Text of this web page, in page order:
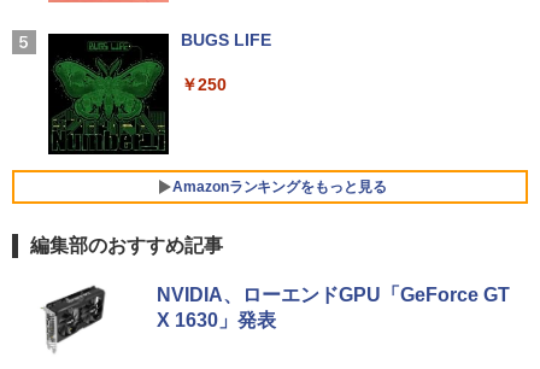
GMKtec GMK-K8 PLUS-32/1T-W11Pro
5
デスクトップPC Ryzen7 5700G メモリ1
￥148,700
片田舎のおっさん、剣聖になる 11 〜
￥1,430
リング ANC 36時間再生
￥2,980
BUGS LIFE
￥250
Amazonランキングをもっと見る
【Amazon.co.jp限定】 い・ろ・は・す 2L P
ET ラベルレス ×8本
薬屋のひとりごと 17巻 (デジタル版ビッグガ
ンガンコミックス)
編集部のおすすめ記事
NVIDIA、ローエンドGPU「GeForce GT
X 1630」発表